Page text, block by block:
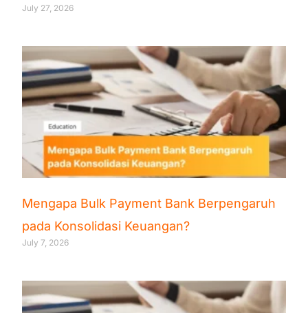
July 27, 2026
Mengapa Bulk Payment Bank Berpengaruh
pada Konsolidasi Keuangan?
July 7, 2026